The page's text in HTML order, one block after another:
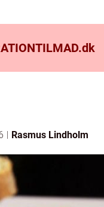
dk
Rasmus Lindholm